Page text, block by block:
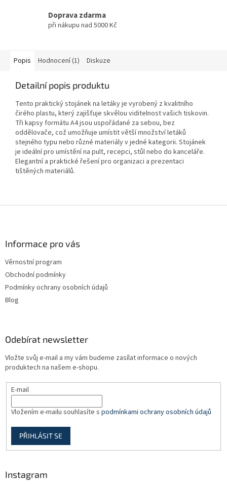
Doprava zdarma
při nákupu nad 5000 Kč
Popis Hodnocení (1) Diskuze
Detailní popis produktu
Tento praktický stojánek na letáky je vyrobený z kvalitního
čirého plastu, který zajišťuje skvělou viditelnost vašich tiskovin.
Tři kapsy formátu A4 jsou uspořádané za sebou, bez
oddělovače, což umožňuje umístit větší množství letáků
stejného typu nebo různé materiály v jedné kategorii. Stojánek
je ideální pro umístění na pult, recepci, stůl nebo do kanceláře.
Elegantní a praktické řešení pro organizaci a prezentaci
tištěných materiálů.
Informace pro vás
Věrnostní program
Obchodní podmínky
Podmínky ochrany osobních údajů
Blog
Odebírat newsletter
Vložte svůj e-mail a my vám budeme zasílat informace o nových
produktech na našem e-shopu.
E-mail
Vložením e-mailu souhlasíte s podmínkami ochrany osobních údajů
PŘIHLÁSIT SE
Instagram